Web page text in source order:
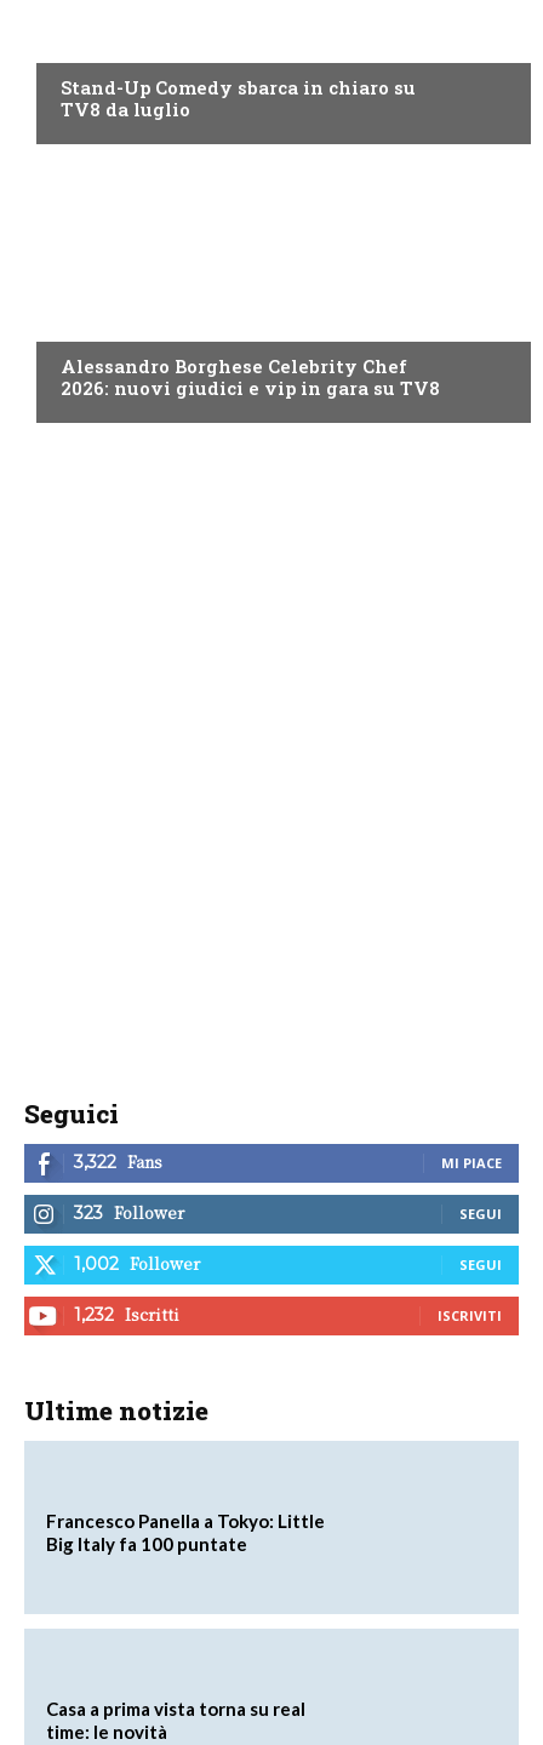
Stand-Up Comedy sbarca in chiaro su
TV8 da luglio
Alessandro Borghese Celebrity Chef
2026: nuovi giudici e vip in gara su TV8
Seguici
3,322 Fans MI PIACE
323 Follower SEGUI
1,002 Follower SEGUI
1,232 Iscritti ISCRIVITI
Ultime notizie
Francesco Panella a Tokyo: Little
Big Italy fa 100 puntate
Casa a prima vista torna su real
time: le novità